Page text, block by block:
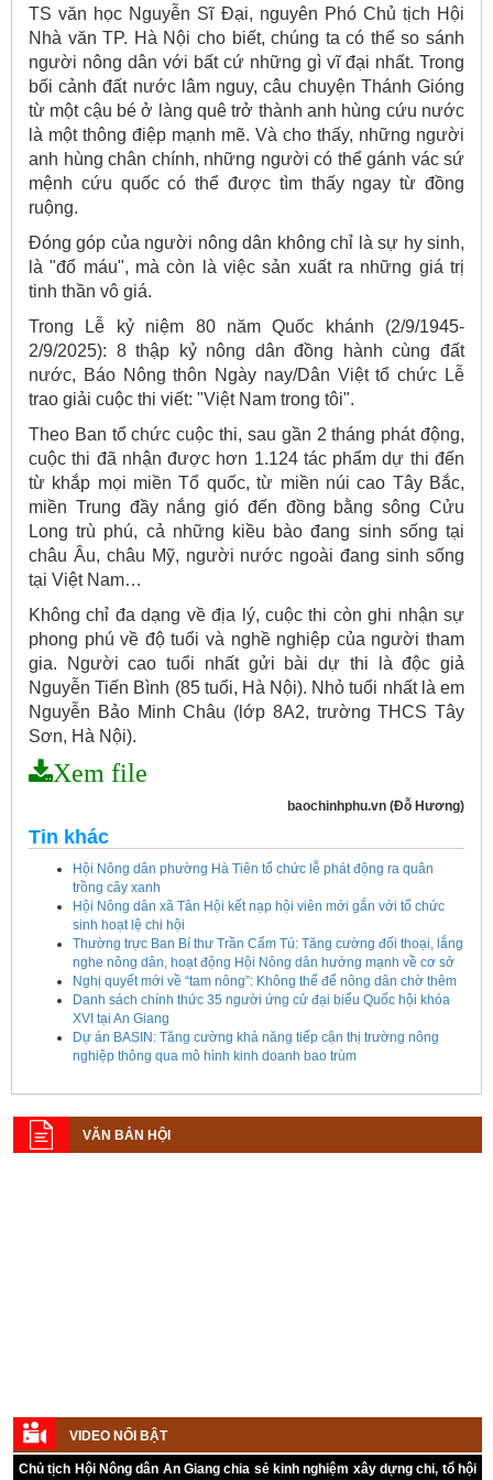
TS văn học Nguyễn Sĩ Đại, nguyên Phó Chủ tịch Hội
Nhà văn TP. Hà Nội cho biết, chúng ta có thể so sánh
người nông dân với bất cứ những gì vĩ đại nhất. Trong
bối cảnh đất nước lâm nguy, câu chuyện Thánh Gióng
từ một cậu bé ở làng quê trở thành anh hùng cứu nước
là một thông điệp mạnh mẽ. Và cho thấy, những người
anh hùng chân chính, những người có thể gánh vác sứ
mệnh cứu quốc có thể được tìm thấy ngay từ đồng
ruộng.
Đóng góp của người nông dân không chỉ là sự hy sinh,
là "đổ máu", mà còn là việc sản xuất ra những giá trị
tinh thần vô giá.
Trong Lễ kỷ niệm 80 năm Quốc khánh (2/9/1945-
2/9/2025): 8 thập kỷ nông dân đồng hành cùng đất
nước, Báo Nông thôn Ngày nay/Dân Việt tổ chức Lễ
trao giải cuộc thi viết: "Việt Nam trong tôi".
Theo Ban tổ chức cuộc thi, sau gần 2 tháng phát động,
cuộc thi đã nhận được hơn 1.124 tác phẩm dự thi đến
từ khắp mọi miền Tổ quốc, từ miền núi cao Tây Bắc,
miền Trung đầy nắng gió đến đồng bằng sông Cửu
Long trù phú, cả những kiều bào đang sinh sống tại
châu Âu, châu Mỹ, người nước ngoài đang sinh sống
tại Việt Nam…
Không chỉ đa dạng về địa lý, cuộc thi còn ghi nhận sự
phong phú về độ tuổi và nghề nghiệp của người tham
gia. Người cao tuổi nhất gửi bài dự thi là độc giả
Nguyễn Tiến Bình (85 tuổi, Hà Nội). Nhỏ tuổi nhất là em
Nguyễn Bảo Minh Châu (lớp 8A2, trường THCS Tây
Sơn, Hà Nội).
Xem file
baochinhphu.vn (Đỗ Hương)
Tin khác
Hội Nông dân phường Hà Tiên tổ chức lễ phát động ra quân
trồng cây xanh
Hội Nông dân xã Tân Hội kết nạp hội viên mới gắn với tổ chức
sinh hoạt lệ chi hội
Thường trực Ban Bí thư Trần Cẩm Tú: Tăng cường đối thoại, lắng
nghe nông dân, hoạt động Hội Nông dân hướng mạnh về cơ sở
Nghị quyết mới về “tam nông”: Không thể để nông dân chờ thêm
Danh sách chính thức 35 người ứng cử đại biểu Quốc hội khóa
XVI tại An Giang
Dự án BASIN: Tăng cường khả năng tiếp cận thị trường nông
nghiệp thông qua mô hình kinh doanh bao trùm
VĂN BẢN HỘI
phẩm nông thôn tiêu biểu tỉnh An Giang năm 2026
Kế hoạch tổ chức đợt cao điểm tuyên truyền cuộc bầu cử ĐB Quốc
VIDEO NỔI BẬT
Chủ tịch Hội Nông dân An Giang chia sẻ kinh nghiệm xây dựng chi, tổ hội